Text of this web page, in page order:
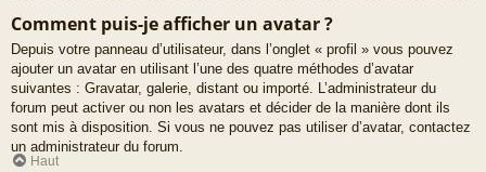
Comment puis-je afficher un avatar ?
Depuis votre panneau d’utilisateur, dans l’onglet « profil » vous pouvez
ajouter un avatar en utilisant l’une des quatre méthodes d’avatar
suivantes : Gravatar, galerie, distant ou importé. L’administrateur du
forum peut activer ou non les avatars et décider de la manière dont ils
sont mis à disposition. Si vous ne pouvez pas utiliser d’avatar, contactez
un administrateur du forum.
Haut